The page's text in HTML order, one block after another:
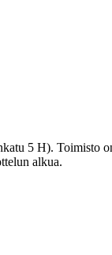
5 H).
alkua.